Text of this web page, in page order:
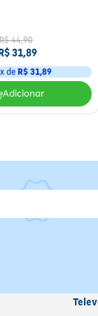
garantindo
44,90
31,89
x de R$ 31,89
Adicionar